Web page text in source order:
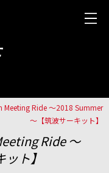
Meeting Ride ～2018 Summer
～【筑波サーキット】
Ride ～
ト】